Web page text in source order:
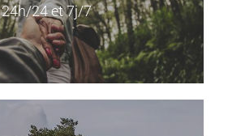
24h/24 et 7j/7